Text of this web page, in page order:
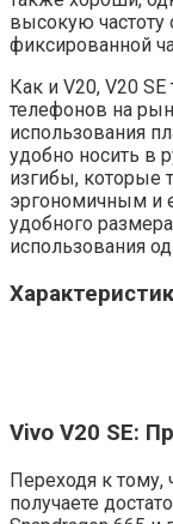
высокую частоту
фиксированной
Как и V20, V20
телефонов на
использования
удобно носить в
изгибы, которые
эргономичным и
удобного
использования
Vivo V20 SE:
Переходя к тому,
получаете